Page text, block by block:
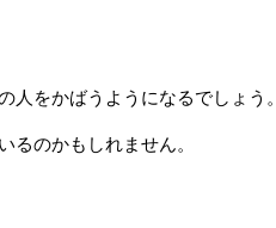
をかばうようになるでしょう。
のかもしれません。